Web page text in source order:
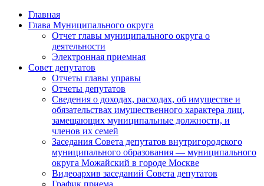
Главная
Глава Муниципального округа
Отчет главы муниципального округа о
деятельности
Электронная приемная
Совет депутатов
Отчеты главы управы
Отчеты депутатов
Сведения о доходах, расходах, об имуществе и
обязательствах имущественного характера лиц,
замещающих муниципальные должности, и
членов их семей
Заседания Совета депутатов внутригородского
муниципального образования — муниципального
округа Можайский в городе Москве
Видеоархив заседаний Совета депутатов
График приема